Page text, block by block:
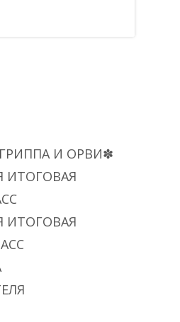
И ОРВИ✽
ИТОГОВАЯ
ИТОГОВАЯ